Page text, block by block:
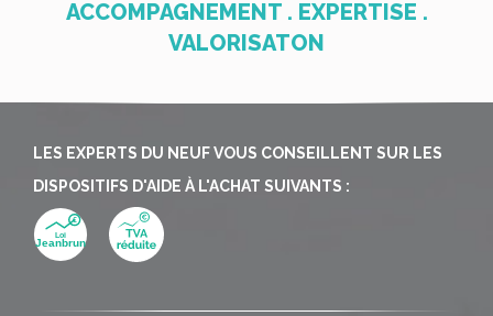
ACCOMPAGNEMENT . EXPERTISE .
VALORISATON
LES EXPERTS DU NEUF VOUS CONSEILLENT SUR LES
DISPOSITIFS D'AIDE À L'ACHAT SUIVANTS :